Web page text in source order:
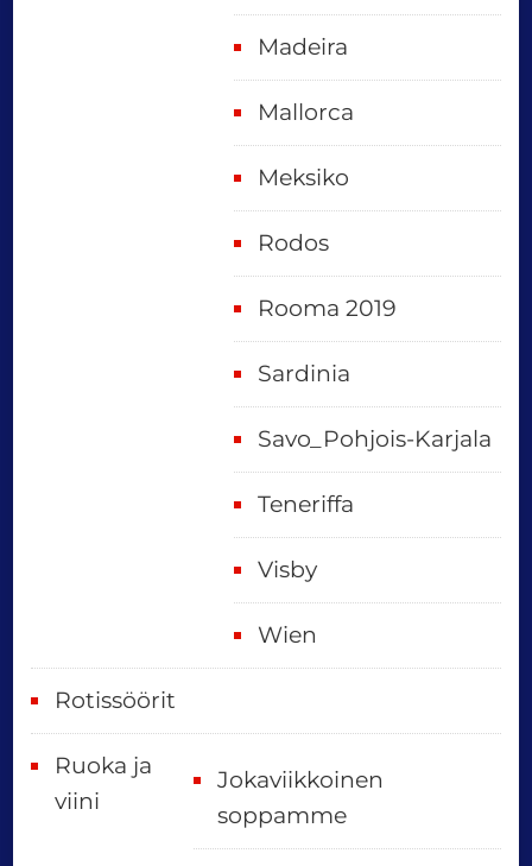
Madeira
Mallorca
Meksiko
Rodos
Rooma 2019
Sardinia
Savo_Pohjois-Karjala
Teneriffa
Visby
Wien
Rotissöörit
Ruoka ja
viini
Jokaviikkoinen
soppamme